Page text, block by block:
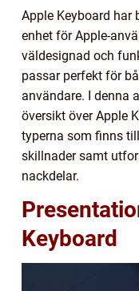
Apple Keyboard har
enhet för Apple-
väldesignad och
passar perfekt för
användare. I denna
översikt över Apple
typerna som finns
skillnader samt
nackdelar.
Keyboard